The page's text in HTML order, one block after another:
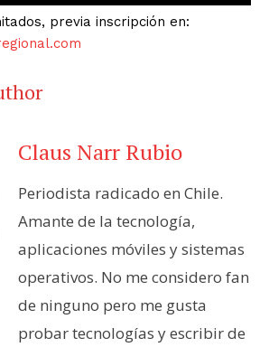
previa inscripción en:
Claus Narr Rubio
Periodista radicado en Chile.
Amante de la tecnología,
aplicaciones móviles y sistemas
operativos. No me considero fan
de ninguno pero me gusta
probar tecnologías y escribir de